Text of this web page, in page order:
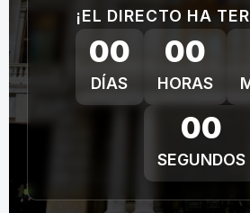
¡EL DIRECTO HA
00
DÍAS
00
HORAS
00
SEGUNDOS